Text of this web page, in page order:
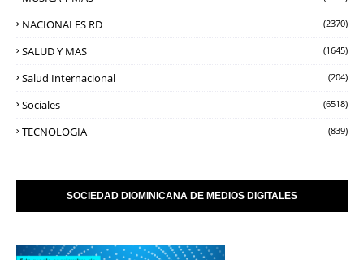
NACIONALES RD (2370)
SALUD Y MAS (1645)
Salud Internacional (204)
Sociales (6518)
TECNOLOGIA (839)
SOCIEDAD DIOMINICANA DE MEDIOS DIGITALES